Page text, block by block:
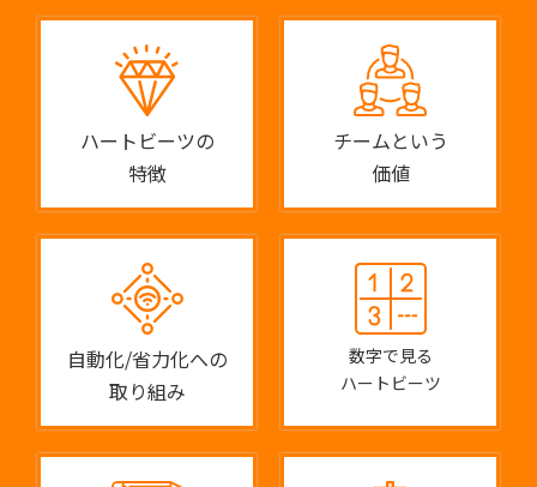
ハートビーツの
特徴
チームという
価値
自動化/省力化への
取り組み
数字で見る
ハートビーツ